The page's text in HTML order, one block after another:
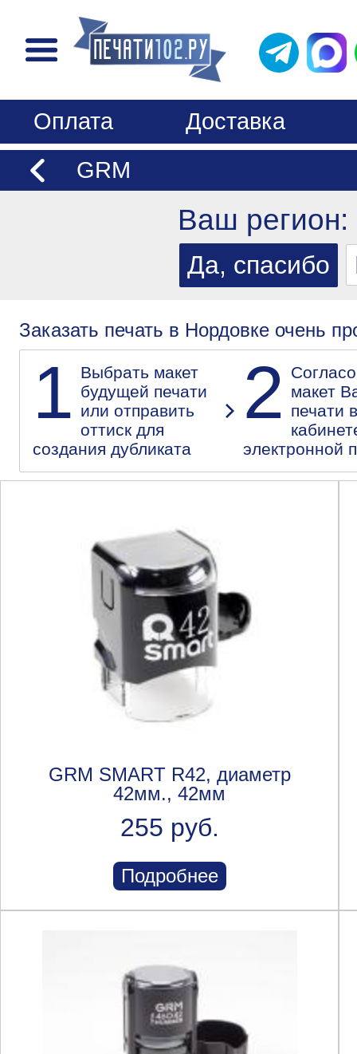
Оплата
Доставка
GRM
Ваш регион:
Заказать печать в Нордовке очень
1 Выбрать макет
будущей печати
или отправить
оттиск для
создания дубликата
2
макет
печати
электронной
GRM SMART R42, диаметр
42мм., 42мм
255 руб.
Подробнее